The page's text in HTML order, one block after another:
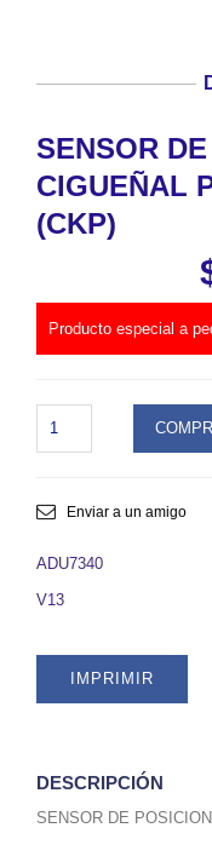
SENSOR
CIGUEÑAL
(CKP)
Producto especial a
DE
CIGUEÑAL
SPI
MPI
SKU
ADU7340
quantity
Enviar a un amigo
ADU7340
V13
IMPRIMIR
DESCRIPCIÓN
SENSOR DE